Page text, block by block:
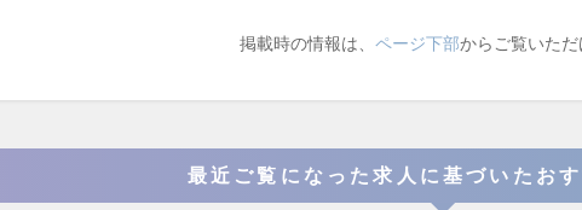
掲載時の情報は、 ページ下部からご覧いただ
最近ご覧になった求人に基づいたお